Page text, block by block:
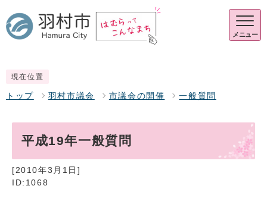
メニュー
現在位置
トップ 羽村市議会 市議会の開催 一般質問
平成19年一般質問
[2010年3月1日]
ID:1068